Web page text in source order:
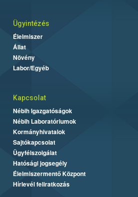
Ügyintézés
Élelmiszer
Állat
Növény
Labor/Egyéb
Kapcsolat
Nébih Igazgatóságok
Nébih Laboratóriumok
Kormányhivatalok
Sajtókapcsolat
Ügyfélszolgálat
Hatósági jogsegély
Élelmiszermentő Központ
Hírlevél feliratkozás